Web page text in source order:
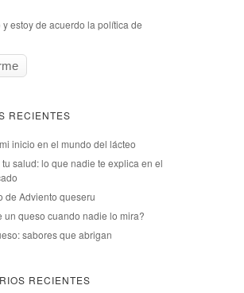
y estoy de acuerdo la política de
RECIENTES
inicio en el mundo del lácteo
tu salud: lo que nadie te explica en el
de Adviento queseru
un queso cuando nadie lo mira?
sabores que abrigan
RECIENTES